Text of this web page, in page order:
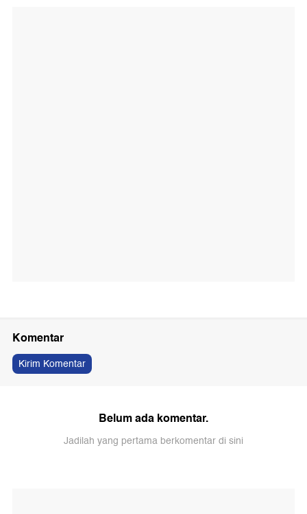
Komentar
Kirim Komentar
Belum ada komentar.
Jadilah yang pertama berkomentar di sini